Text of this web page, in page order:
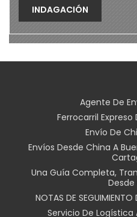
INDAGACIÓN
Agente De
Ferrocarril Expreso
Envío De
Envíos Desde China A
Una Guía Completa,
NOTAS DE
Servicio De Logística